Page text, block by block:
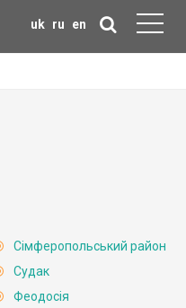
uk ru en
Сімферопольський район
Судак
Феодосія